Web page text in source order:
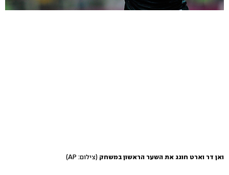
ואן דר וארט חוגג את השער הראשון במשחק (צילום: AP)